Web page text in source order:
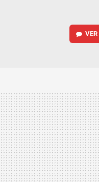
VER